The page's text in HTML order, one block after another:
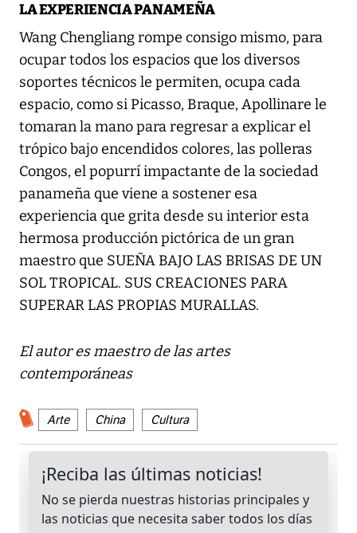
LA EXPERIENCIA PANAMEÑA
Wang Chengliang rompe consigo mismo, para
ocupar todos los espacios que los diversos
soportes técnicos le permiten, ocupa cada
espacio, como si Picasso, Braque, Apollinare le
tomaran la mano para regresar a explicar el
trópico bajo encendidos colores, las polleras
Congos, el popurrí impactante de la sociedad
panameña que viene a sostener esa
experiencia que grita desde su interior esta
hermosa producción pictórica de un gran
maestro que SUEÑA BAJO LAS BRISAS DE UN
SOL TROPICAL. SUS CREACIONES PARA
SUPERAR LAS PROPIAS MURALLAS.
El autor es maestro de las artes
contemporáneas
Arte China Cultura